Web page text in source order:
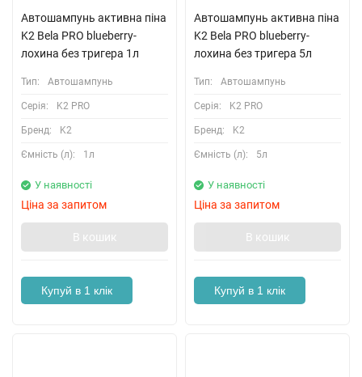
Автошампунь активна піна
K2 Bela PRO blueberry-
лохина без тригера 1л
Тип: Автошампунь
Серія: K2 PRO
Бренд: K2
Ємність (л): 1л
У наявності
Ціна за запитом
В кошик
Купуй в 1 клік
Автошампунь активна піна
K2 Bela PRO blueberry-
лохина без тригера 5л
Тип: Автошампунь
Серія: K2 PRO
Бренд: K2
Ємність (л): 5л
У наявності
Ціна за запитом
В кошик
Купуй в 1 клік